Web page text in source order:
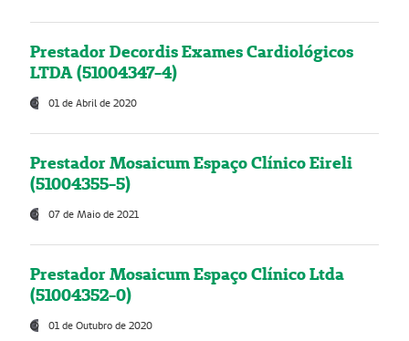
Prestador Decordis Exames Cardiológicos
LTDA (51004347-4)
01 de Abril de 2020
Prestador Mosaicum Espaço Clínico Eireli
(51004355-5)
07 de Maio de 2021
Prestador Mosaicum Espaço Clínico Ltda
(51004352-0)
01 de Outubro de 2020